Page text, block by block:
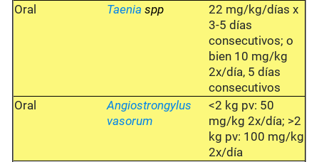
Oral
Taenia spp
22 mg/kg/días x
3-5 días
consecutivos; o
bien 10 mg/kg
2x/día, 5 días
consecutivos
Oral
Angiostrongylus
vasorum
<2 kg pv: 50
mg/kg 2x/día; >2
kg pv: 100 mg/kg
2x/día